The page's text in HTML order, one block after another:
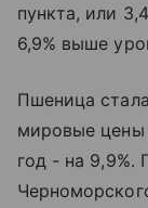
пункта, или
6,9% выше
Пшеница
мировые цены
год - на 9,9%.